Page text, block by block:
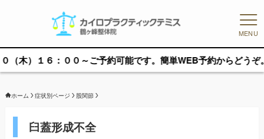
MENU
～ご予約可能です。簡単WEB予約からどうぞ。
ホーム 症状別ページ 股関節
臼蓋形成不全